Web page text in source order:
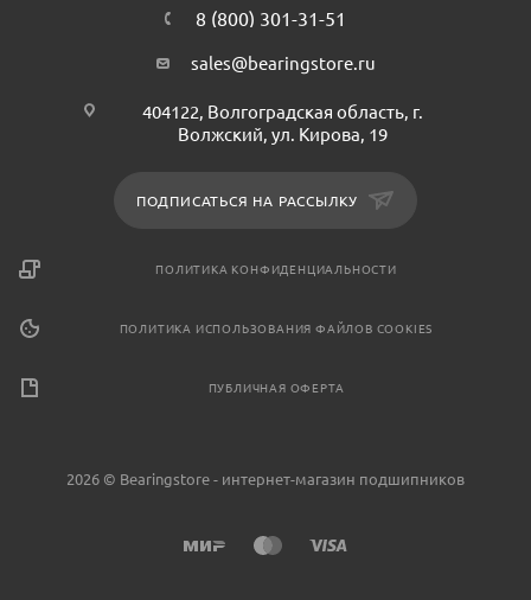
8 (800) 301-31-51
sales@bearingstore.ru
404122, Волгоградская область, г.
Волжский, ул. Кирова, 19
ПОДПИСАТЬСЯ НА РАССЫЛКУ
ПОЛИТИКА КОНФИДЕНЦИАЛЬНОСТИ
ПОЛИТИКА ИСПОЛЬЗОВАНИЯ ФАЙЛОВ COOKIES
ПУБЛИЧНАЯ ОФЕРТА
2026 © Bearingstore - интернет-магазин подшипников